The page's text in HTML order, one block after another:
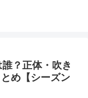
誰？正体・吹き
め【シーズン